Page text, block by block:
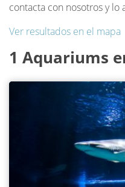
contacta con nosotros y
Ver resultados en el mapa
1 Aquariums